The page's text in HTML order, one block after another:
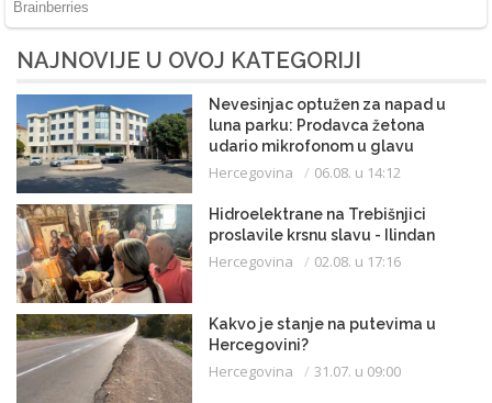
NAJNOVIJE U OVOJ KATEGORIJI
Nevesinjac optužen za napad u
luna parku: Prodavca žetona
udario mikrofonom u glavu
Hercegovina 06.08. u 14:12
Hidroelektrane na Trebišnjici
proslavile krsnu slavu - Ilindan
Hercegovina 02.08. u 17:16
Kakvo je stanje na putevima u
Hercegovini?
Hercegovina 31.07. u 09:00